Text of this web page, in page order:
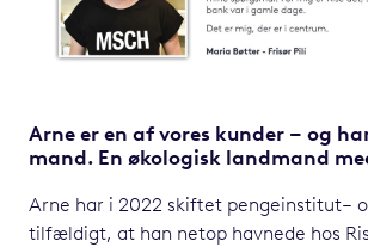
Arne er en af vores kunder – og
mand. En økologisk landmand
Arne har i 2022 skiftet pengeinstitut–
tilfældigt, at han netop havnede hos